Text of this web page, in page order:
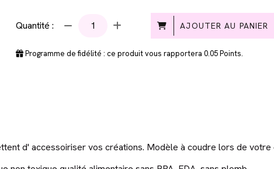
Quantité : AJOUTER AU PANIER
Programme de fidélité : ce produit vous rapportera0.05Points.
d' accessoiriser vos créations. Modèle à coudre lors de